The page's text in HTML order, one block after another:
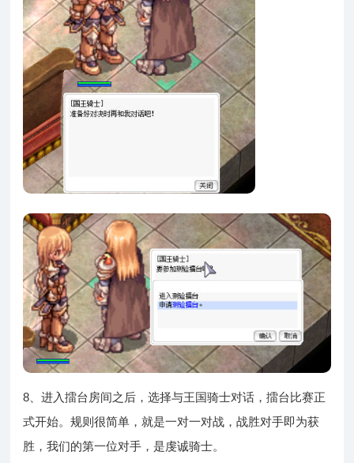
8、进入擂台房间之后，选择与王国骑士对话，擂台比赛正
式开始。规则很简单，就是一对一对战，战胜对手即为获
胜，我们的第一位对手，是虔诚骑士。